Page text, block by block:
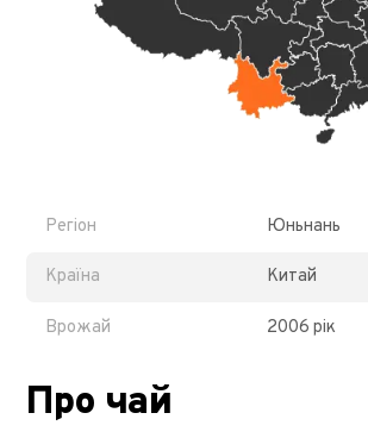
Регіон Юньнань
Країна Китай
Врожай 2006 рік
Про чай